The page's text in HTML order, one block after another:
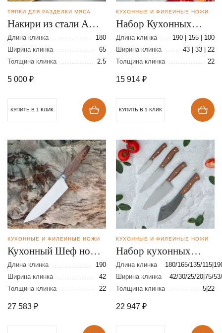
ТЯПКИ ДЛЯ РАЗДЕЛКИ МЯСА
Накири из стали AUS-
8
Длина клинка
180
Ширина клинка
65
Толщина клинка
2.5
5 000 ₽
КУПИТЬ В 1 КЛИК
КУХОННЫЕ И ФИЛЕЙНЫЕ НОЖИ
Набор Кухонных
ножей Коваль из
стали 110Х18
Длина клинка
190 | 155 | 100
Ширина клинка
43 | 33 | 22
Толщина клинка
22
15 914 ₽
КУПИТЬ В 1 КЛИК
КУХОННЫЕ И ФИЛЕЙНЫЕ НОЖИ
Кухонный Шеф нож
из порошковой стали
S390
Длина клинка
190
Ширина клинка
42
Толщина клинка
22
27 583 ₽
КУХОННЫЕ И ФИЛЕЙНЫЕ НОЖИ
Набор кухонных
ножей из стали 95Х18
Длина клинка
180/165/135/
Ширина клинка
42/30/25/20|75/
Толщина клинка
5|22
22 947 ₽